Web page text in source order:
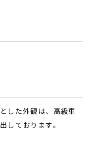
した外観は、高級車
しております。